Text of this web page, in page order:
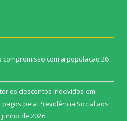
com a população 26
os descontos indevidos em
pela Previdência Social aos
junho de 2026